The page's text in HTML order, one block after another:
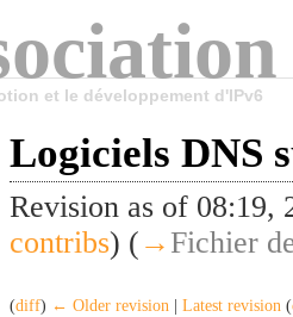
et le développement d'IPv6
Logiciels DNS
Revision as of 08:19,
contribs) ( → Fichier
(diff) ← Older revision Latest revision (